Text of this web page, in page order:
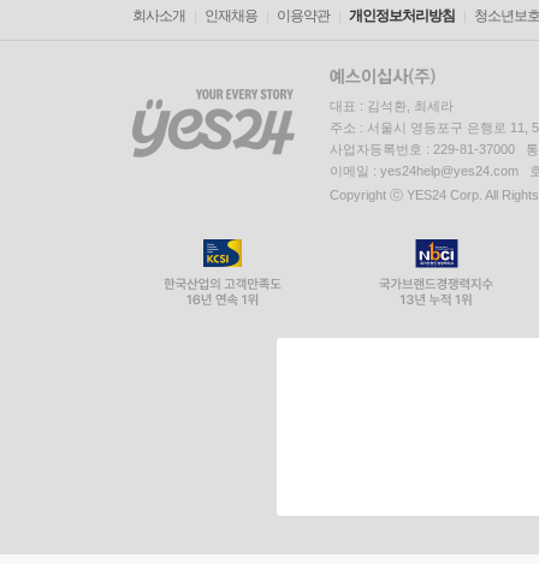
회사소개 인재채용 이용약관 개인정보처리방침 청소년보
대표 : 김석환, 최세라
주소 : 서울시 영등포구 은행로 11,
사업자등록번호 : 229-81-37000
이메일 : yes24help@yes24.com
Copyright ⓒ YES24 Corp. All